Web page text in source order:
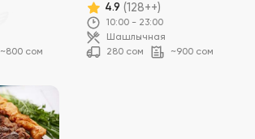
~800 сом
4.9 (128++)
10:00 - 23:00
Шашлычная
280 сом
~900 сом